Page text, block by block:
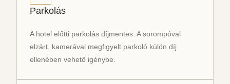
Parkolás
A hotel előtti parkolás díjmentes. A sorompóval
elzárt, kamerával megfigyelt parkoló külön díj
ellenében vehető igénybe.